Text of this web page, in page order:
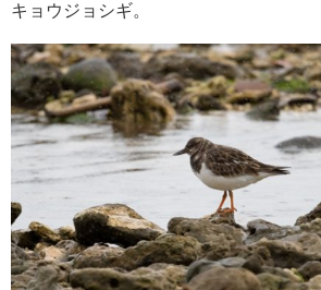
キョウジョシギ。